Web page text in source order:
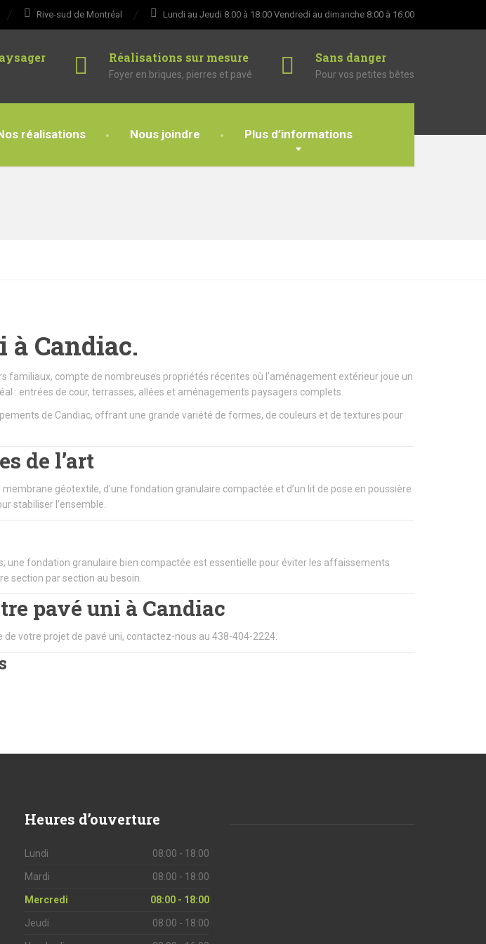
Rive-sud de Montréal Lundi au Jeudi 8:00 à 18:00 Vendredi au dimanche 8:00 à 16:00
Réalisations sur mesure
Foyer en briques, pierres et pavé
Sans danger
Pour vos petites bêtes
réalisations Nous joindre Plus d’informations
Candiac.
familiaux, compte de nombreuses propriétés récentes où l’aménagement extérieur joue un
: entrées de cour, terrasses, allées et aménagements paysagers complets.
de Candiac, offrant une grande variété de formes, de couleurs et de textures pour
de l’art
géotextile, d’une fondation granulaire compactée et d’un lit de pose en poussière
stabiliser l’ensemble.
une fondation granulaire bien compactée est essentielle pour éviter les affaissements
section par section au besoin.
pavé uni à Candiac
votre projet de pavé uni, contactez-nous au 438-404-2224.
Heures d’ouverture
Lundi 08:00 - 18:00
Mardi 08:00 - 18:00
Mercredi 08:00 - 18:00
Jeudi 08:00 - 18:00